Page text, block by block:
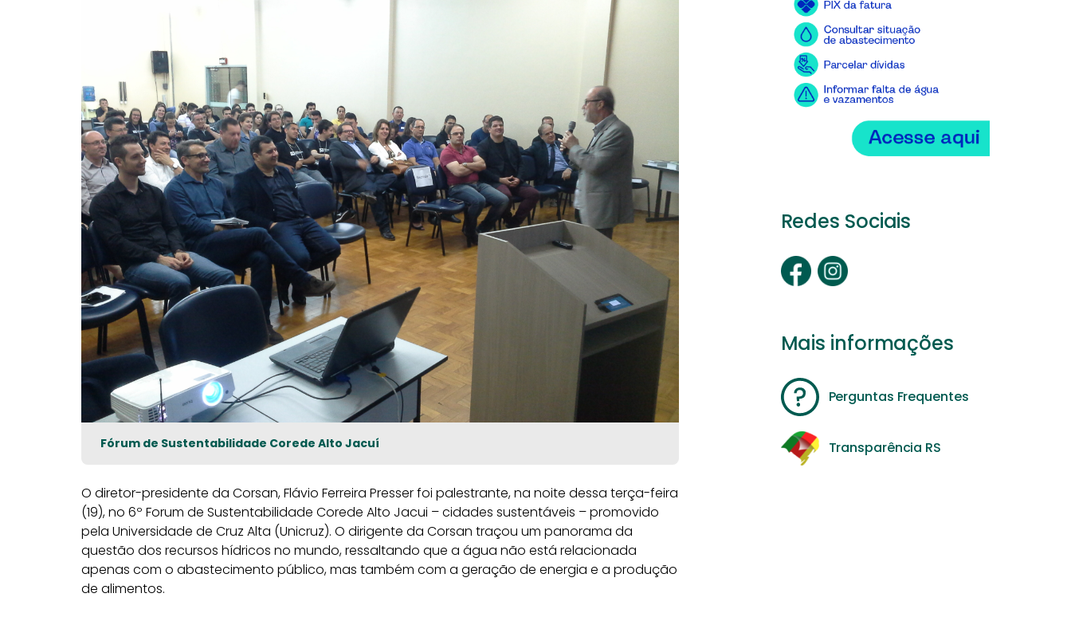
Fórum de Sustentabilidade Corede Alto Jacuí
O diretor-presidente da Corsan, Flávio Ferreira Presser foi palestrante, na noite dessa terça-feira
(19), no 6º Forum de Sustentabilidade Corede Alto Jacui – cidades sustentáveis – promovido
pela Universidade de Cruz Alta (Unicruz). O dirigente da Corsan traçou um panorama da
questão dos recursos hídricos no mundo, ressaltando que a água não está relacionada
apenas com o abastecimento público, mas também com a geração de energia e a produção
de alimentos.
Redes Sociais
Mais informações
Perguntas Frequentes
Transparência RS